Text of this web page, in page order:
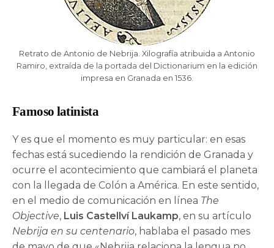
Retrato de Antonio de Nebrija. Xilografía atribuida a Antonio
Ramiro, extraída de la portada del Dictionarium en la edición
impresa en Granada en 1536.
Famoso latinista
Y es que el momento es muy particular: en esas
fechas está sucediendo la rendición de Granada y
ocurre el acontecimiento que cambiará el planeta
con la llegada de Colón a América. En este sentido,
en el medio de comunicación en línea The
Objective, Luis Castellví Laukamp, en su artículo
Nebrija en su centenario, hablaba el pasado mes